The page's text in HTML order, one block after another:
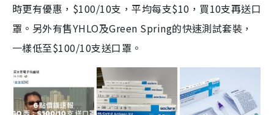
時更有優惠，$100/10支，平均每支$10，買10支再送口
罩。另外有售YHLO及Green Spring的快速測試套裝，
一樣低至$100/10支送口罩。